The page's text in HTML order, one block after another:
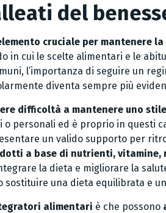
del
cruciale per mantenere la
in cui le scelte alimentari e le
l’importanza di seguire un
diventa sempre più
difficoltà a mantenere uno
personali ed è proprio in questi
un valido supporto per
a base di nutrienti, vitamine,
la dieta e migliorare la
sostituire una dieta equilibrata e
alimentari è che possono